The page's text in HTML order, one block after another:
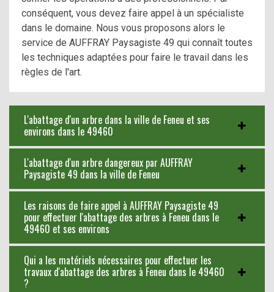
conséquent, vous devez faire appel à un spécialiste
dans le domaine. Nous vous proposons alors le
service de AUFFRAY Paysagiste 49 qui connaît toutes
les techniques adaptées pour faire le travail dans les
règles de l'art.
L'abattage d'un arbre dans la ville de Feneu et ses
environs dans le 49460
L'abattage d'un arbre dangereux par AUFFRAY
Paysagiste 49 dans la ville de Feneu
Les raisons de faire appel à AUFFRAY Paysagiste 49
pour effectuer l'abattage des arbres à Feneu dans le
49460 et ses environs
Qui a les matériels nécessaires pour effectuer les
travaux d'abattage des arbres à Feneu dans le 49460
?